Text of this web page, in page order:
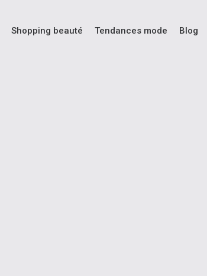
Shopping beauté Tendances mode Blog